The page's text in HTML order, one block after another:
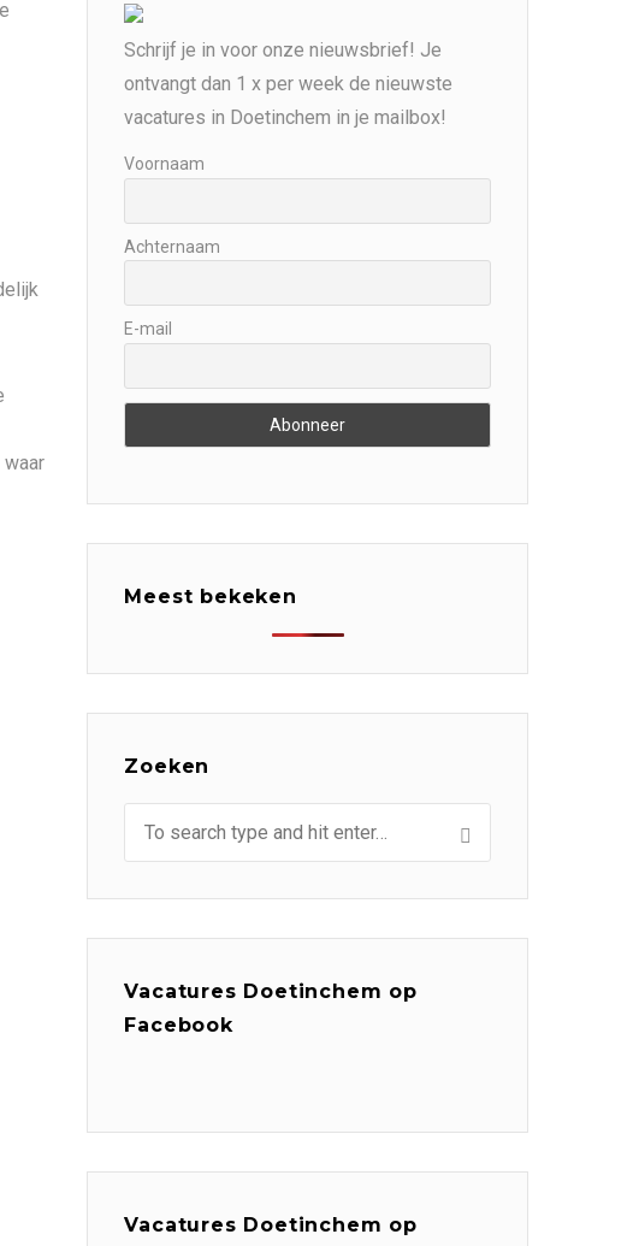
Schrijf je in voor onze nieuwsbrief! Je
ontvangt dan 1 x per week de nieuwste
vacatures in Doetinchem in je mailbox!
Voornaam
Achternaam
E-mail
Meest bekeken
Zoeken
Vacatures Doetinchem op
Facebook
Vacatures Doetinchem op